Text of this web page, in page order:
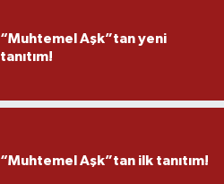
“Muhtemel Aşk”tan yeni
tanıtım!
“Muhtemel Aşk”tan ilk tanıtım!